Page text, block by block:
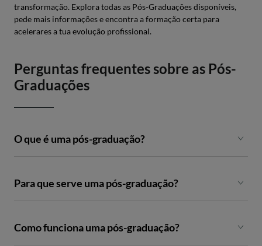
transformação. Explora todas as Pós-Graduações disponíveis,
pede mais informações e encontra a formação certa para
acelerares a tua evolução profissional.
Perguntas frequentes sobre as Pós-
Graduações
O que é uma pós-graduação?
Para que serve uma pós-graduação?
Como funciona uma pós-graduação?